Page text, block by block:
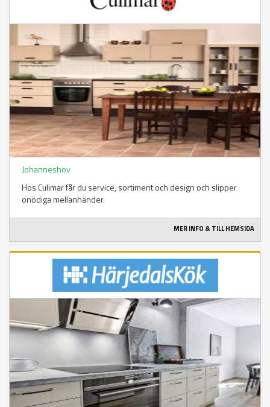
Johanneshov
Hos Culimar får du service, sortiment och design och slipper
onödiga mellanhänder.
MER INFO & TILL HEMSIDA